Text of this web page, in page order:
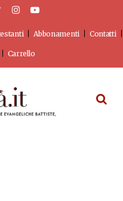
Abbonamenti Contatti
Carrello